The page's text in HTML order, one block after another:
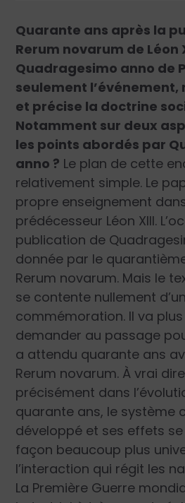
Quarante ans après la
Rerum novarum de Léon
Quadragesimo anno de
seulement
et précise la doctrine
Notamment sur deux
les points abordés par
anno ? Le plan de cette
relativement simple. Le
propre enseignement
prédécesseur Léon XIII.
publication de
donnée par le
Rerum novarum. Mais le
se contente nullement
commémoration. Il va
demander au passage
a attendu quarante ans
Rerum novarum. À vrai
précisément dans
quarante ans, le système
développé et ses effets
façon beaucoup plus
l’interaction qui régit les
La Première Guerre